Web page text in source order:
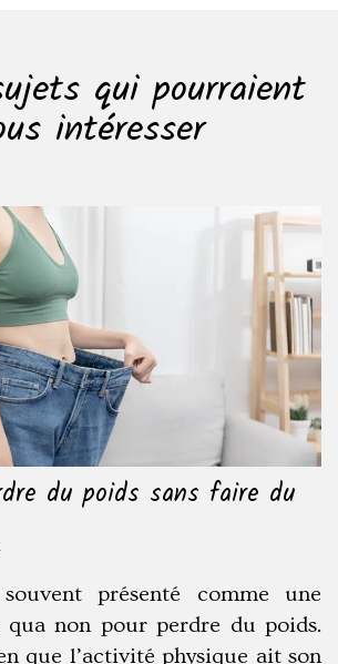
qui pourraient
intéresser
du poids sans faire du
présenté comme une
qua non pour perdre du poids.
que l’activité physique ait son